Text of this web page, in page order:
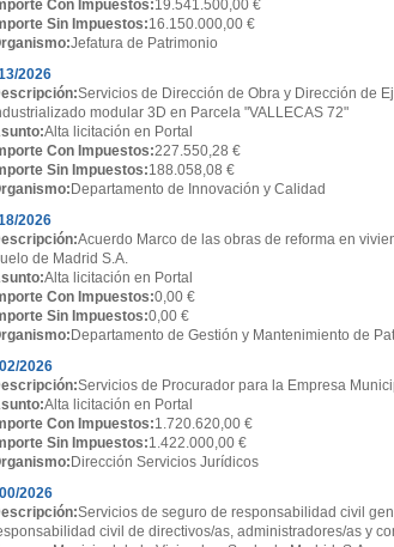
Con Impuestos:19.541.500,00 €
Sin Impuestos:16.150.000,00 €
Jefatura de Patrimonio
2026
Servicios de Dirección de Obra y Dirección de
modular 3D en Parcela "VALLECAS 72"
Alta licitación en Portal
Con Impuestos:227.550,28 €
Sin Impuestos:188.058,08 €
Departamento de Innovación y Calidad
2026
Acuerdo Marco de las obras de reforma en
de Madrid S.A.
Alta licitación en Portal
Con Impuestos:0,00 €
Sin Impuestos:0,00 €
Departamento de Gestión y Mantenimiento de
2026
Servicios de Procurador para la Empresa
Alta licitación en Portal
Con Impuestos:1.720.620,00 €
Sin Impuestos:1.422.000,00 €
Dirección Servicios Jurídicos
2026
Servicios de seguro de responsabilidad civil
civil de directivos/as, administradores/as y